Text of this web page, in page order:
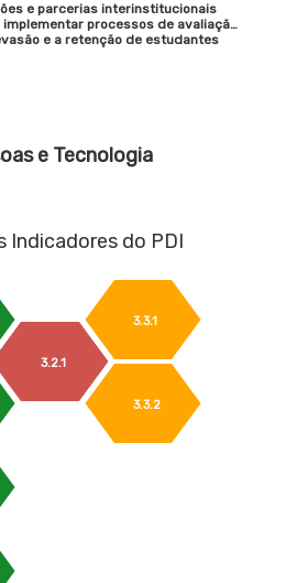
e parcerias interinstitucionais
implementar processos de avaliaçã…
e a retenção de estudantes
e Tecnologia
Indicadores do PDI
3.2.1
3.3.1
3.3.2